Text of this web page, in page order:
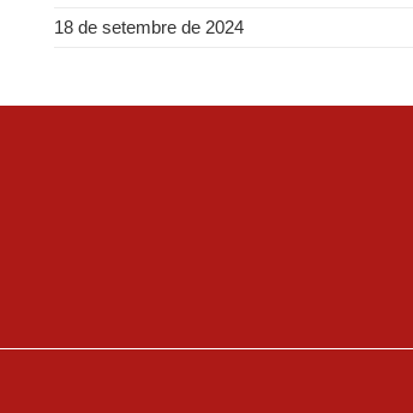
18 de setembre de 2024